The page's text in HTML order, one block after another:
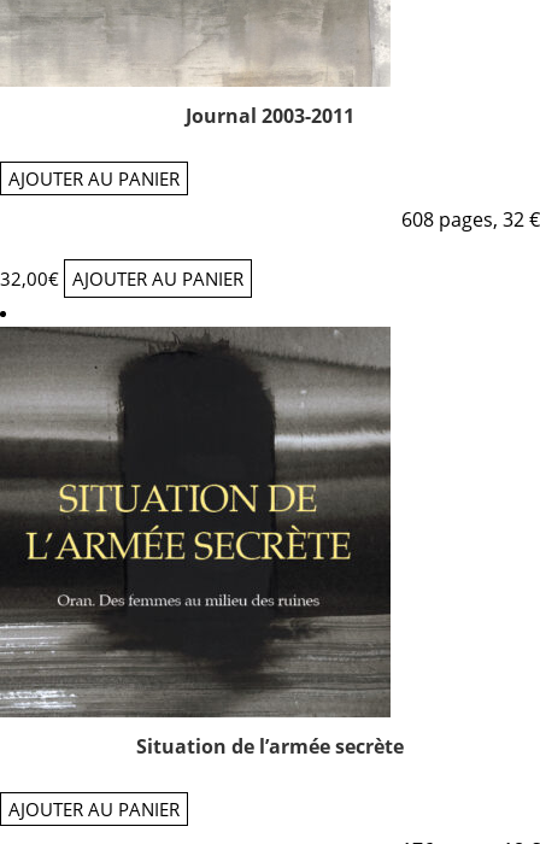
Journal 2003-2011
AJOUTER AU PANIER
608 pages, 32 €
32,00€ AJOUTER AU PANIER
Situation de l’armée secrète
AJOUTER AU PANIER